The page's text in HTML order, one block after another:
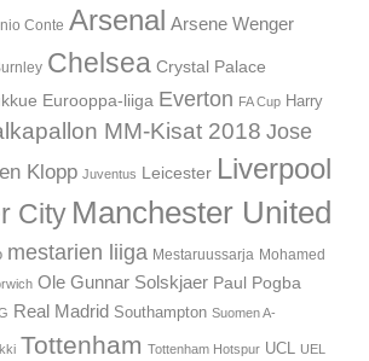
Conte Arsenal Arsene Wenger
Chelsea Crystal Palace
Eurooppa-liiga Everton FA Cup Harry
MM-Kisat 2018 Jose
Klopp Juventus Leicester Liverpool
City Manchester United
mestarien liiga Mestaruussarja Mohamed
Ole Gunnar Solskjaer Paul Pogba
Real Madrid Southampton Suomen A-
Tottenham Tottenham Hotspur UCL UEL